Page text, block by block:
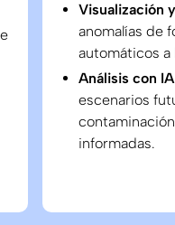
Visualización
anomalías de
automáticos a
Análisis con
escenarios
informadas.